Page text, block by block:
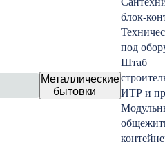
Металлические
бытовки
блок-
под
Штаб
ИТР и